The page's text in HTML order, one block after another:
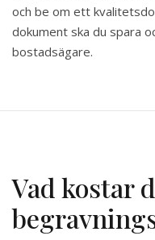
och be om ett
dokument ska du spara
bostadsägare.
Vad kostar